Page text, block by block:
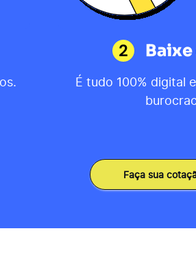
2
É tudo 100% digital
Faça sua